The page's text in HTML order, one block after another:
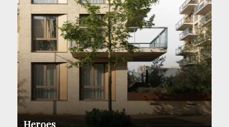
Heroes